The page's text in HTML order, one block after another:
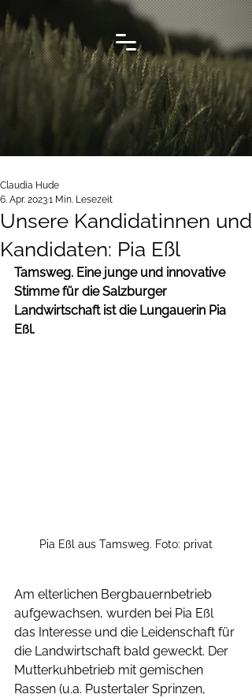
Unsere Kandidatinnen und
Kandidaten: Pia Eßl
Claudia Hude
6. Apr. 20231 Min. Lesezeit
Tamsweg. Eine junge und innovative
Stimme für die Salzburger
Landwirtschaft ist die Lungauerin Pia
Eßl.
Pia Eßl aus Tamsweg. Foto: privat
Am elterlichen Bergbauernbetrieb
aufgewachsen, wurden bei Pia Eßl
das Interesse und die Leidenschaft für
die Landwirtschaft bald geweckt. Der
Mutterkuhbetrieb mit gemischen
Rassen (u.a. Pustertaler Sprinzen,